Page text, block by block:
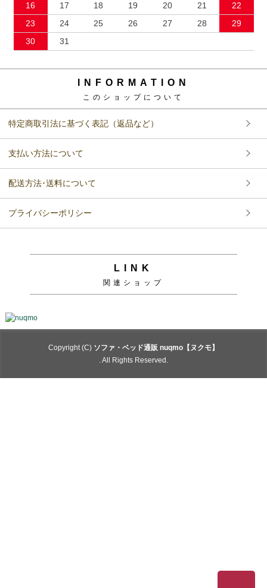
16
17 18 19 20 21
22
23
24 25 26 27 28
29
30
31
INFORMATION
このショップについて
特定商取引法に基づく表記（返品など）
支払い方法について
配送方法･送料について
プライバシーポリシー
LINK
関連ショップ
Copyright (C) ソファ・ベッド通販 nuqmo【ヌクモ】
. All Rights Reserved.